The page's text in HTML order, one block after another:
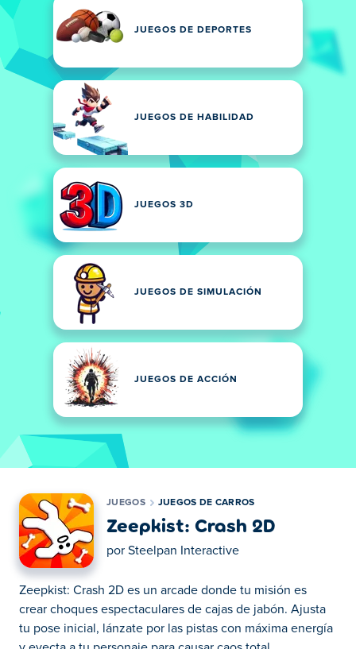
JUEGOS DE DEPORTES
JUEGOS DE HABILIDAD
JUEGOS 3D
JUEGOS DE SIMULACIÓN
JUEGOS DE ACCIÓN
JUEGOS JUEGOS DE CARROS
Zeepkist: Crash 2D
por Steelpan Interactive
Zeepkist: Crash 2D es un arcade donde tu misión es
crear choques espectaculares de cajas de jabón. Ajusta
tu pose inicial, lánzate por las pistas con máxima energía